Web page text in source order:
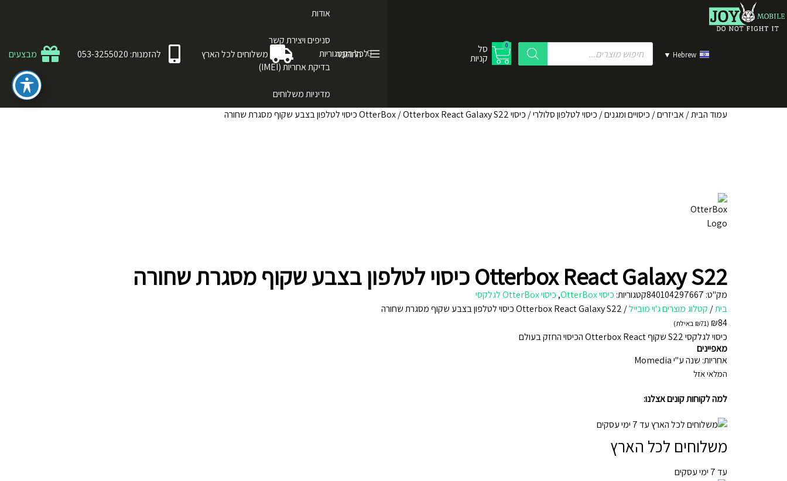
Hebrew
▼
0 סל
קניות לכל הקטגוריות
התחבר
אודות
סניפים ויצירת קשר
בדיקת אחריות (IMEI)
מדיניות משלוחים
משלוחים לכל הארץ להזמנות: 053-3255020 מבצעים
עמוד הבית/אביזרים/ כיסויים ומגנים/ כיסוי לטלפון סלולרי/ כיסוי OtterBox/ Otterbox React Galaxy S22 כיסוי לטלפון בצבע שקוף מסגרת שחורה
Otterbox React Galaxy S22 כיסוי לטלפון בצבע שקוף מסגרת שחורה
מק"ט: 840104297667קטגוריות: כיסוי OtterBox , כיסוי OtterBox לגלקסי
בית/ קטלוג מוצרים ג'וי מובייל/ Otterbox React Galaxy S22 כיסוי לטלפון בצבע שקוף מסגרת שחורה
₪84
(
₪71 באילת)
כיסוי לגלקסי S22 שקוף Otterbox React הכיסוי החזק בעולם
מאפיינים
אחריות: שנה ע"י Momedia
המלאי אזל
למה לקוחות קונים אצלנו:
משלוחים לכל הארץ
עד 7 ימי עסקים